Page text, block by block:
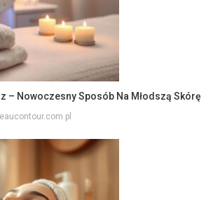
– Nowoczesny Sposób Na Młodszą Skórę